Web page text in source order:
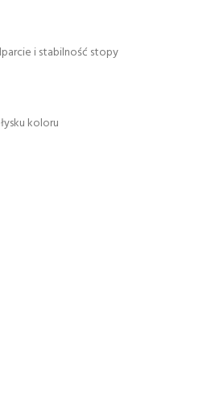
i stabilność stopy
koloru